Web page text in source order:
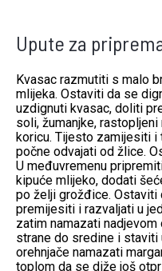
Upute za
Kvasac razmutiti s malo
mlijeka. Ostaviti da se
uzdignuti kvasac, doliti
soli, žumanjke,
koricu. Tijesto zamijesiti
počne odvajati od žlice.
U međuvremenu
kipuće mlijeko, dodati
po želji grožđice. Ostaviti
premijesiti i razvaljati u
zatim namazati nadjevom
strane do sredine i staviti
orehnjače namazati
toplom da se diže još